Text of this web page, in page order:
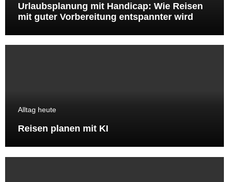
Urlaubsplanung mit Handicap: Wie Reisen
mit guter Vorbereitung entspannter wird
Alltag heute
Reisen planen mit KI